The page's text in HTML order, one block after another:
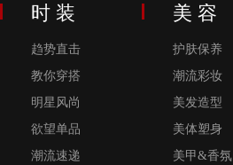
时 装
趋势直击
教你穿搭
明星风尚
欲望单品
潮流速递
美 容
护肤保养
潮流彩妆
美发造型
美体塑身
美甲&香氛